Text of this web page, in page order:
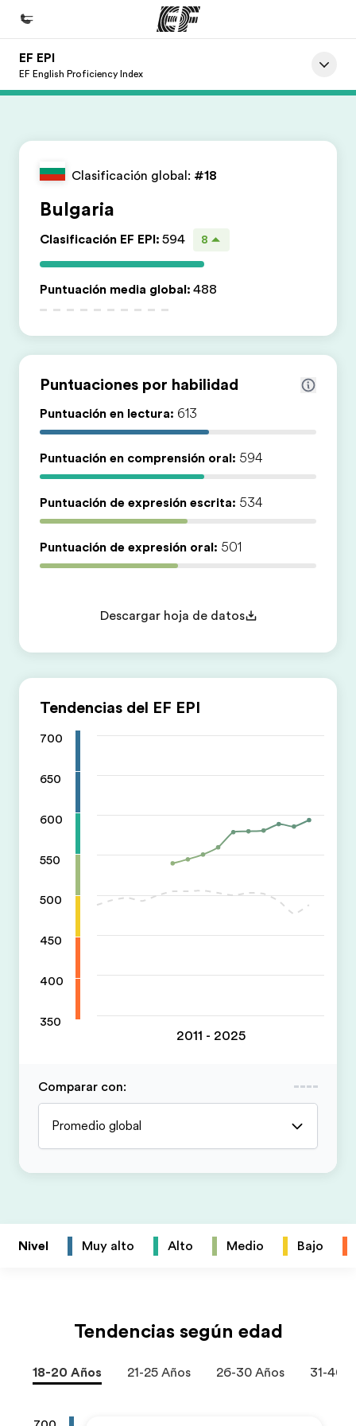
Inicio
Encuentra una oficina
Sobre nosotros
Trabajos
Únete al equipo
EF EPI
EF English Proficiency Index
Clasificación global: #18
Bulgaria
Clasificación EF EPI: 594 8
Puntuación media global: 488
Puntuaciones por habilidad
Puntuación en lectura: 613
Puntuación en comprensión oral: 594
Puntuación de expresión escrita: 534
Puntuación de expresión oral: 501
Descargar hoja de datos
Tendencias del EF EPI
700
650
600
550
500
450
400
350
2011 - 2025
Comparar con:
Promedio global
Nivel Muy alto Alto Medio Bajo
Tendencias según edad
18-20 Años 21-25 Años 26-30 Años 31-40